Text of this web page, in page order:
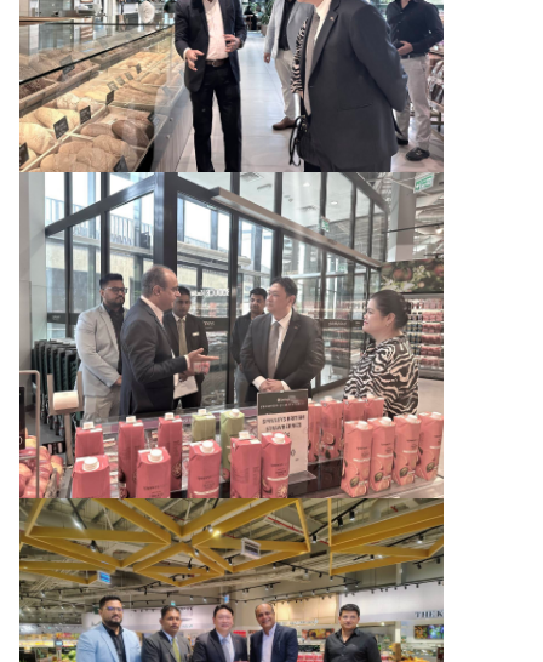
เ
กี่
ย
ว
กั
บ
ส
ถ
า
น
เ
อ
ก
อั
ค
ร
ร
า
ช
ทู
ต